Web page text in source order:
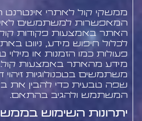
ממשקי קול לאתרי אינטרנט
המאפשרות למשתמשים
האתר באמצעות פקודות
לכלול חיפוש מידע, ניווט
פעולות כמו הזמנות או
מידע מהאתר באמצעות
משתמשים בטכנולוגיות זיהוי
שפה טבעית כדי להבין את
המשתמש ולהגיב בהתאם.
יתרונות השימוש